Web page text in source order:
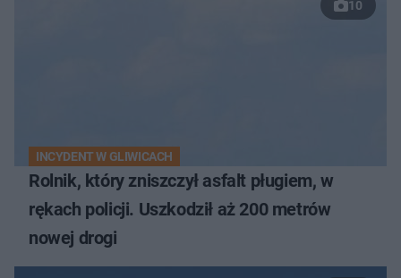
10
INCYDENT W GLIWICACH
Rolnik, który zniszczył asfalt pługiem, w
rękach policji. Uszkodził aż 200 metrów
nowej drogi